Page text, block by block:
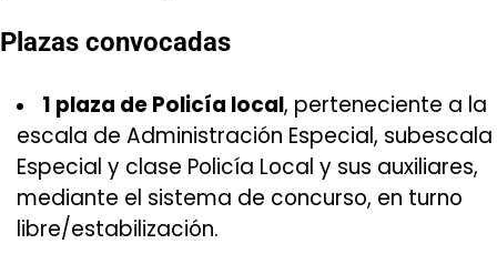
Plazas convocadas
1 plaza de Policía local, perteneciente a la
escala de Administración Especial, subescala
Especial y clase Policía Local y sus auxiliares,
mediante el sistema de concurso, en turno
libre/estabilización.